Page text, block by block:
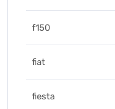
f150
fiat
fiesta